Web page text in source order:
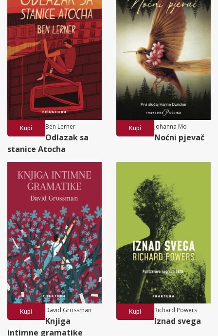
Kupi Ben Lerner
Odlazak sa
stanice Atocha
Kupi Johanna Mo
Noćni pjevač
Kupi David Grossman
Knjiga
intimne gramatike
Kupi Richard Powers
Iznad svega